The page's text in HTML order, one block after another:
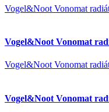
Vogel&Noot Vonomat
Vogel&Noot Vonomat
Vogel&Noot Vonomat
Vogel&Noot Vonomat